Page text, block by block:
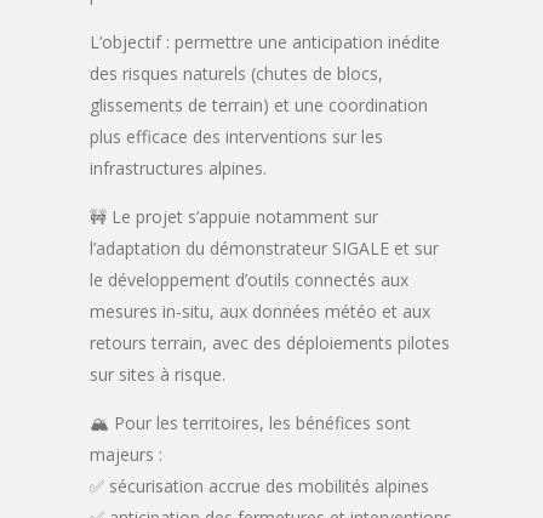
L’objectif : permettre une anticipation inédite
des risques naturels (chutes de blocs,
glissements de terrain) et une coordination
plus efficace des interventions sur les
infrastructures alpines.
🚧 Le projet s’appuie notamment sur
l’adaptation du démonstrateur SIGALE et sur
le développement d’outils connectés aux
mesures in-situ, aux données météo et aux
retours terrain, avec des déploiements pilotes
sur sites à risque.
🏔️ Pour les territoires, les bénéfices sont
majeurs :
✅ sécurisation accrue des mobilités alpines